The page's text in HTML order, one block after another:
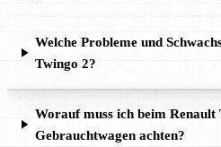
Welche Probleme und
Twingo 2?
Worauf muss ich beim Renault
Gebrauchtwagen achten?